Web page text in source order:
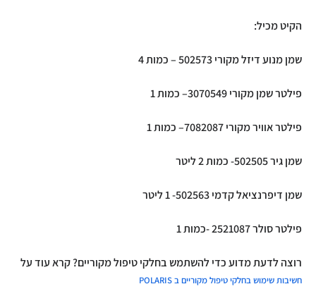
הקיט מכיל:
שמן מנוע דיזל מקורי502573– כמות 4
פילטר שמן מקורי3070549– כמות 1
פילטר אוויר מקורי7082087– כמות 1
שמן גיר 502505- כמות 2 ליטר
שמן דיפרנציאל קדמי 502563- 1 ליטר
פילטר סולר2521087-כמות 1
רוצה לדעת מדוע כדי להשתמש בחלקי טיפול מקוריים? קרא עוד על
חשיבות שימוש בחלקי טיפול מקוריים ב POLARIS